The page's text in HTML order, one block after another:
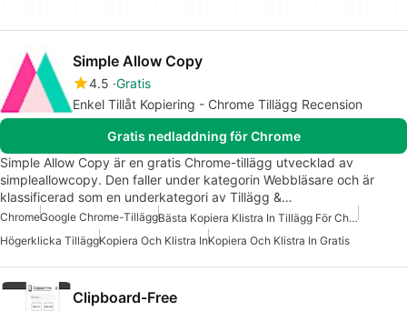
Simple Allow Copy
4.5 Gratis
Enkel Tillåt Kopiering - Chrome Tillägg Recension
Gratis nedladdning för Chrome
Simple Allow Copy är en gratis Chrome-tillägg utvecklad av
simpleallowcopy. Den faller under kategorin Webbläsare och är
klassificerad som en underkategori av Tillägg &…
ChromeGoogle Chrome-Tillägg
Bästa Kopiera Klistra In Tillägg För Chrome
Högerklicka TilläggKopiera Och Klistra InKopiera Och Klistra In Gratis
Clipboard-Free